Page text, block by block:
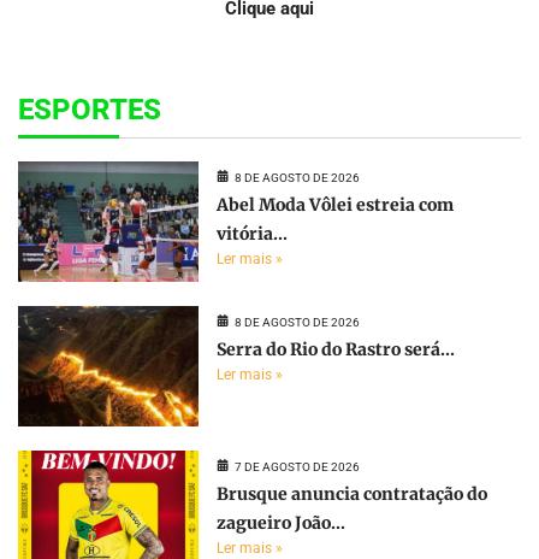
Clique aqui
ESPORTES
8 DE AGOSTO DE 2026
Abel Moda Vôlei estreia com
vitória...
Ler mais »
8 DE AGOSTO DE 2026
Serra do Rio do Rastro será...
Ler mais »
7 DE AGOSTO DE 2026
Brusque anuncia contratação do
zagueiro João...
Ler mais »